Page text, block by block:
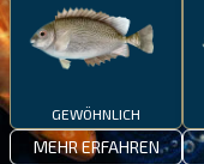
GEWÖHNLICH
MEHR ERFAHREN